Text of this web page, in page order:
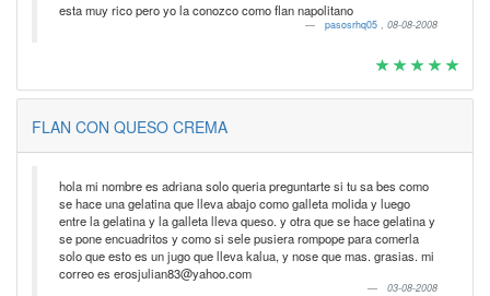
esta muy rico pero yo la conozco como flan napolitano
pasosrhq05 , 08-08-2008
FLAN CON QUESO CREMA
hola mi nombre es adriana solo queria preguntarte si tu sa bes como
se hace una gelatina que lleva abajo como galleta molida y luego
entre la gelatina y la galleta lleva queso. y otra que se hace gelatina y
se pone encuadritos y como si sele pusiera rompope para comerla
solo que esto es un jugo que lleva kalua, y nose que mas. grasias. mi
correo es erosjulian83@yahoo.com
03-08-2008